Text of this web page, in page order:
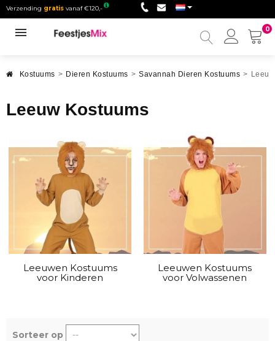
Verzending gratis vanaf €120,-
0
Mijn
Kostuums > Dieren Kostuums > Savannah Dieren Kostuums >
Leeuw Kostuums
Leeuwen Kostuums
voor Kinderen
Leeuwen Kostuums
voor Volwassenen
Sorteer op